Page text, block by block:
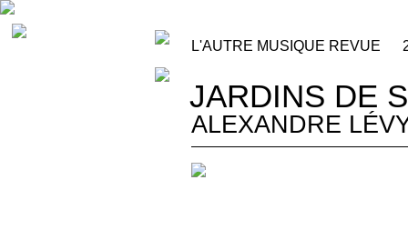
L'AUTRE MUSIQUE REVUE
JARDINS DE
ALEXANDRE